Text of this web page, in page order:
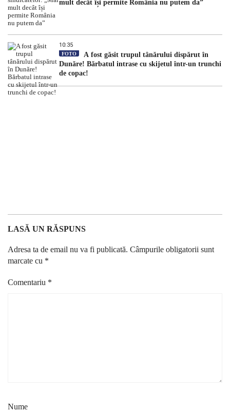
mult decât își permite România nu putem da”
10:35
FOTO
A fost găsit trupul tânărului dispărut în
Dunăre! Bărbatul intrase cu skijetul într-un trunchi
de copac!
LASĂ UN RĂSPUNS
Adresa ta de email nu va fi publicată. Câmpurile obligatorii sunt
marcate cu *
Comentariu *
Nume